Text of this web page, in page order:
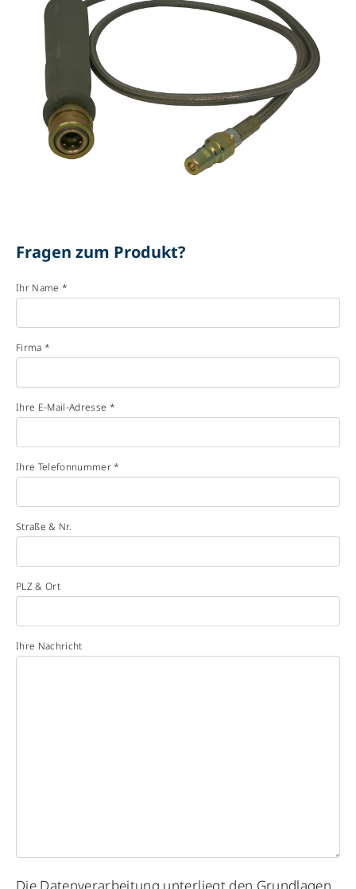
Fragen zum Produkt?
Ihr Name *
Firma *
Ihre E-Mail-Adresse *
Ihre Telefonnummer *
Straße & Nr.
PLZ & Ort
Ihre Nachricht
Please
Die Datenverarbeitung unterliegt den Grundlagen